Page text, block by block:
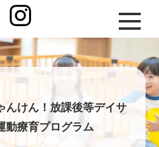
んけん！放課後等デイサ
動療育プログラム